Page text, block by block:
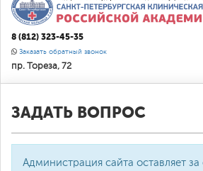
Размер шрифта: A A
Цвет:
О доступной
8 (812) 323-45-35
Заказать обратный звонок
пр. Тореза, 72
ЗАДАТЬ ВОПРОС
Администрация сайта оставляет